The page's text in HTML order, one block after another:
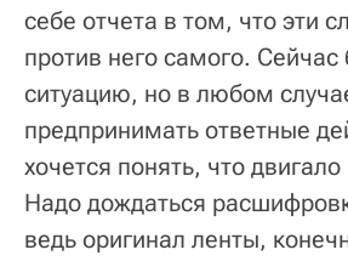
себе отчета в том, что эти
против него самого. Сейчас
ситуацию, но в любом
предпринимать ответные
хочется понять, что
Надо дождаться
ведь оригинал ленты,